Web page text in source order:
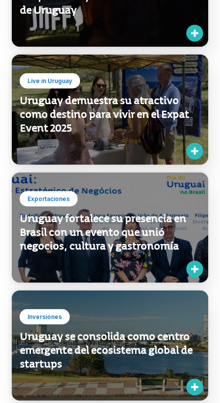
Live in Uruguay
Uruguay demuestra su atractivo
como destino para vivir en el Expat
Event 2025
Exportaciones
Uruguay fortalece su presencia en
Brasil con un evento que unió
negocios, cultura y gastronomía
Inversiones
Uruguay se consolida como centro
emergente del ecosistema global de
startups